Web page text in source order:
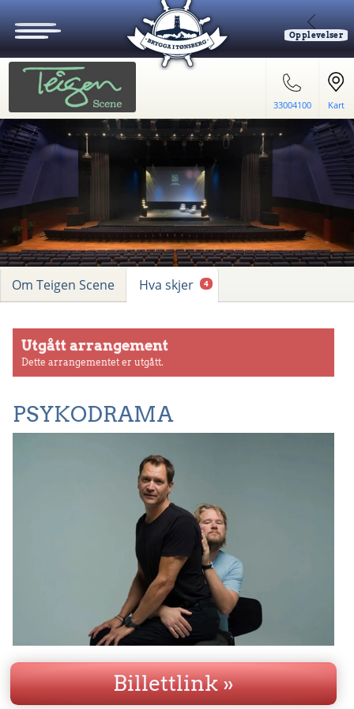
Opplevelser
33004100 Kart
Om Teigen Scene Hva skjer 4
Utgått arrangement
Dette arrangementet er utgått.
PSYKODRAMA
De er på turné! De to kompisene og skuespillerne som
prøver å hjelpe hverandre, så godt de kan, gjennom
Billettlink »